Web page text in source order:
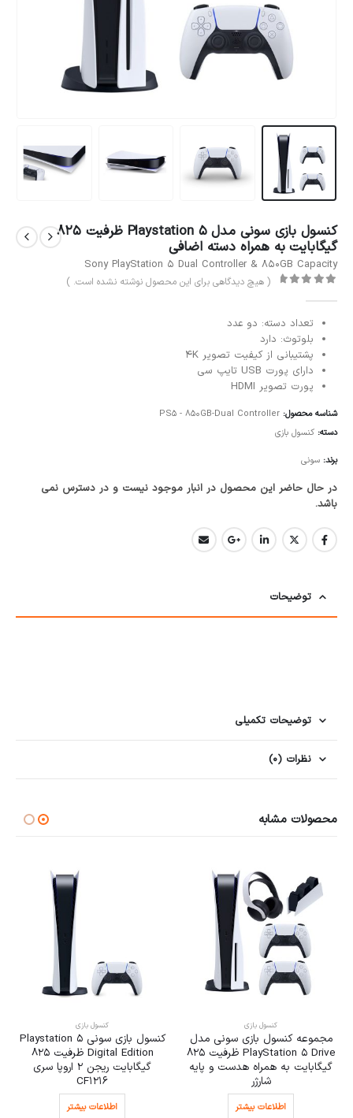
کنسول بازی سونی مدل Playstation 5 ظرفیت 825
گیگابایت به همراه دسته اضافی
Sony PlayStation 5 Dual Controller & 850GB Capacity
( هیچ دیدگاهی برای این محصول نوشته نشده است. )
تعداد دسته: دو عدد
بلوتوث: دارد
پشتیبانی از کیفیت تصویر 4K
دارای پورت USB تایپ سی
پورت تصویر HDMI
شناسه محصول: PS5 - 850GB-Dual Controller
دسته: کنسول بازی
برند: سونی
در حال حاضر این محصول در انبار موجود نیست و در دسترس نمی
باشد.
توضیحات
توضیحات تکمیلی
نظرات (0)
محصولات مشابه
کنسول بازی
کنسول بازی سونی مدل
PlayStation 5 Drive ظرفیت 825
به همراه هدست و پایه
اطلاعات بیشتر
کنسول بازی
کنسول بازی سونی Playstation 5
Digital Edition ظرفیت 825
گیگابایت ریجن 2 اروپا سری
CF1216
اطلاعات بیشتر